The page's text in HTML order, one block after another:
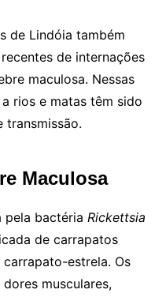
de Lindóia também
de internações
maculosa. Nessas
rios e matas têm sido
Maculosa
pela bactéria Rickettsia
de carrapatos
estrela. Os
musculares,